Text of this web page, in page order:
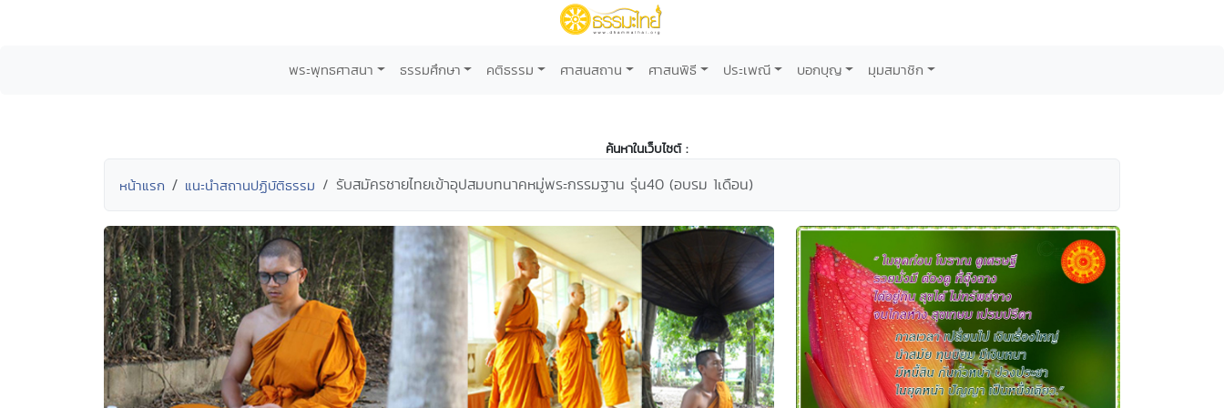
พระพุทธศาสนา ธรรมศึกษา คติธรรม ศาสนสถาน ศาสนพิธี ประเพณี บอกบุญ มุมสมาชิก
ค้นหาในเว็บไซต์ :
หน้าแรก แนะนำสถานปฏิบัติธรรม รับสมัครชายไทยเข้าอุปสมบทนาคหมู่พระกรรมฐาน รุ่น40 (อบรม 1เดือน)